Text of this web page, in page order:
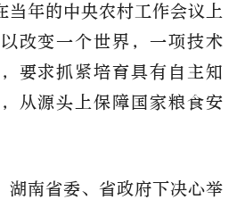
当年的中央农村工作会议上
改变一个世界，一项技术
要求抓紧培育具有自主知
从源头上保障国家粮食安
湖南省委、省政府下决心举